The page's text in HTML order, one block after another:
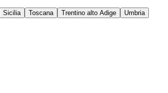
Sicilia Toscana Trentino alto Adige
Umbria